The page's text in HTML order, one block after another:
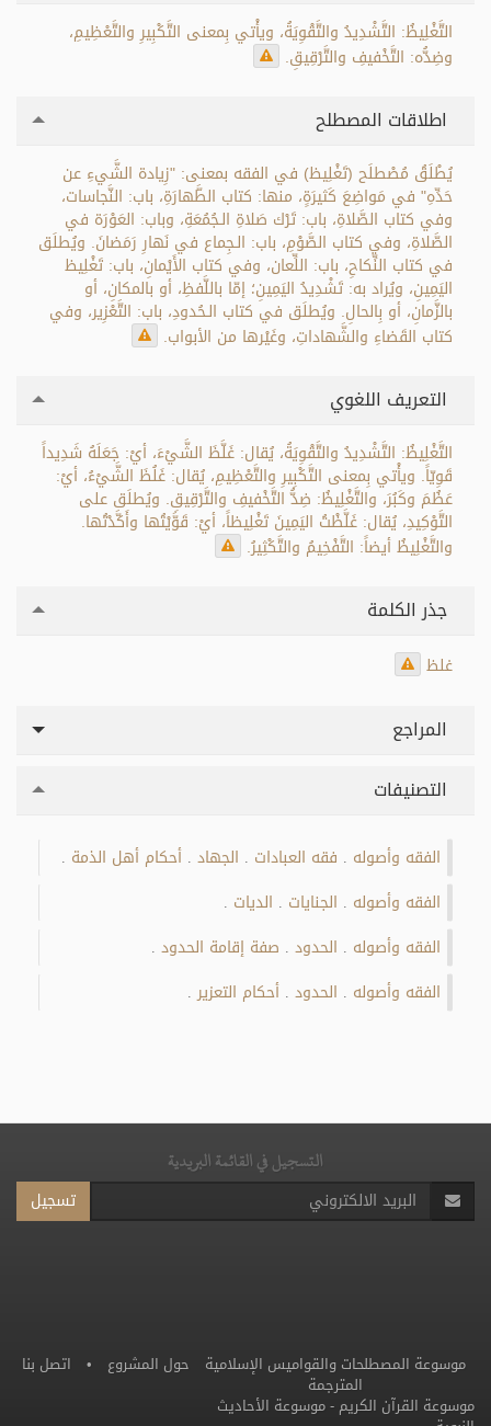
التَّغْلِيظُ: التَّشْدِيدُ والتَّقْوِيَةُ، ويأْتي بِمعنى التَّكْبِيرِ والتَّعْظِيمِ،
وضِدُّه: التَّخْفيفِ والتَّرْقِيقِ.
اطلاقات المصطلح
يُطْلَقُ مُصْطلَح (تَغْلِيظ) في الفقه بمعنى: "زِيادة الشَّيءِ عن
حَدِّهِ" في مَواضِعَ كَثيرَةٍ، منها: كتاب الطَّهارَةِ، باب: النَّجاسات،
وفي كتاب الصَّلاةِ، باب: تَرْك صَلاةِ الـجُمُعَةِ، وباب: العَوْرَة في
الصَّلاةِ، وفي كتاب الصَّوْمِ، باب: الـجِماع في نَهارِ رَمَضانَ. ويُطلَق
في كتاب النِّكاحِ، باب: اللِّعان، وفي كتاب الأَيْمانِ، باب: تَغْلِيظ
اليَمِينِ، ويُراد به: تَشْدِيدُ اليَمِينِ؛ إمّا باللَّفظِ، أو بالمكانِ، أو
بالزَّمانِ، أو بِالحالِ. ويُطلَق في كتاب الـحُدودِ، باب: التَّعْزِير، وفي
كتاب القَضاءِ والشَّهاداتِ، وغَيْرها من الأبواب.
التعريف اللغوي
التَّغْلِيظُ: التَّشْدِيدُ والتَّقْوِيَةُ، يُقال: غَلَّظَ الشَّيْءَ، أيْ: جَعَلَهُ شَدِيداً
قَوِيّاً. ويأْتي بِمعنى التَّكْبِيرِ والتَّعْظِيمِ، يُقال: غَلُظَ الشَّيْءُ، أيْ:
عَظُمَ وكَبُرَ، والتَّغْلِيظُ: ضِدُّ التَّخْفيفِ والتَّرْقِيقِ. ويُطلَق على
التَّوْكِيدِ، يُقال: غَلَّظْتُ اليَمِينَ تَغْلِيظاً، أيْ: قَوَّيْتُها وأَكَّدْتُها.
والتَّغْلِيظُ أيضاً: التَّفْخِيمُ والتَّكْثِيرُ.
جذر الكلمة
غلظ
المراجع
التصنيفات
الفقه وأصوله فقه العبادات الجهاد أحكام أهل الذمة
الفقه وأصوله الجنايات الديات
الفقه وأصوله الحدود صفة إقامة الحدود
الفقه وأصوله الحدود أحكام التعزير
التسجيل في القائمة البريدية
تسجيل
حول المشروع • اتصل بنا موسوعة المصطلحات والقواميس الإسلامية
المترجمة
موسوعة القرآن الكريم -موسوعة الأحاديث